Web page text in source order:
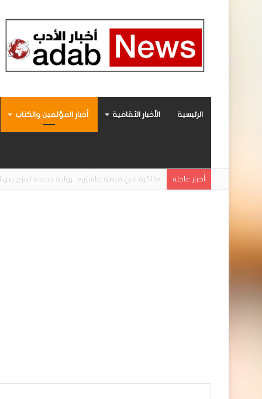
الرئيسية الأخبار الثقافية أخبار المؤلفين والكتاب
أخبار عاجلة «أحببتُ فراشة».. رواية حديثة صادرة عن مركز